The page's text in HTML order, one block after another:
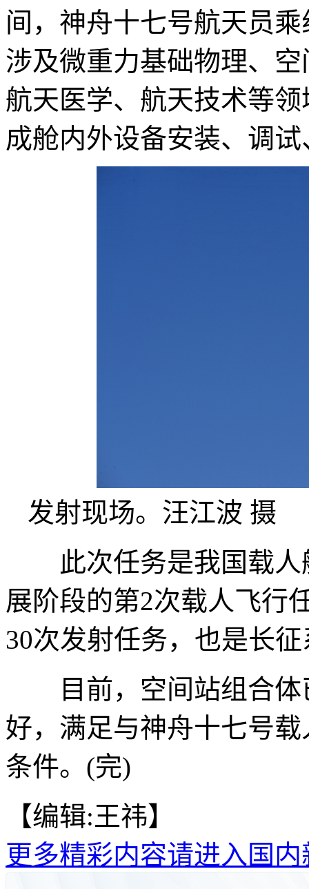
间，神舟十七号航天员
涉及微重力基础物理、
航天医学、航天技术等
成舱内外设备安装、调
发射现场。汪江波 摄
此次任务是我国载人
展阶段的第2次载人飞行
30次发射任务，也是长
目前，空间站组合体
好，满足与神舟十七号
条件。(完)
【编辑:王祎】
更多精彩内容请进入国内